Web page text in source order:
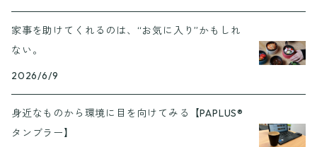
家事を助けてくれるのは、“お気に入り”かもしれ
ない。
2026/6/9
身近なものから環境に目を向けてみる【PAPLUS®
タンブラー】